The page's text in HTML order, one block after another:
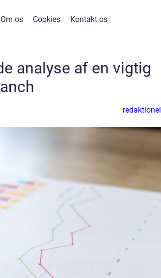
Om os Cookies Kontakt os
analyse af en vigtig
redaktionel